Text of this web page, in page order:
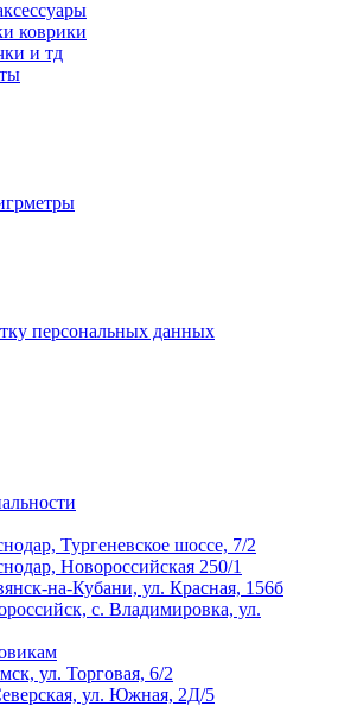
коврики
и тд
персональных данных
Тургеневское шоссе, 7/2
Новороссийская 250/1
на-Кубани, ул. Красная, 156б
с. Владимировка, ул.
ул. Торговая, 6/2
ул. Южная, 2Д/5